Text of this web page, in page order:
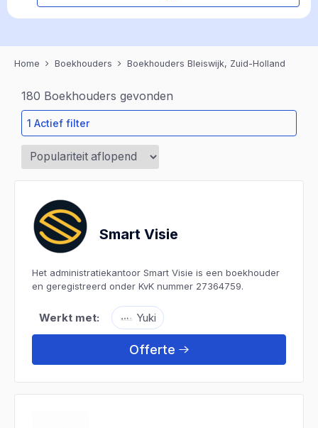
Home Boekhouders Boekhouders Bleiswijk, Zuid-Holland
180 Boekhouders gevonden
1 Actief filter
Smart Visie
Het administratiekantoor Smart Visie is een boekhouder
en geregistreerd onder KvK nummer 27364759.
Werkt met: Yuki
Offerte